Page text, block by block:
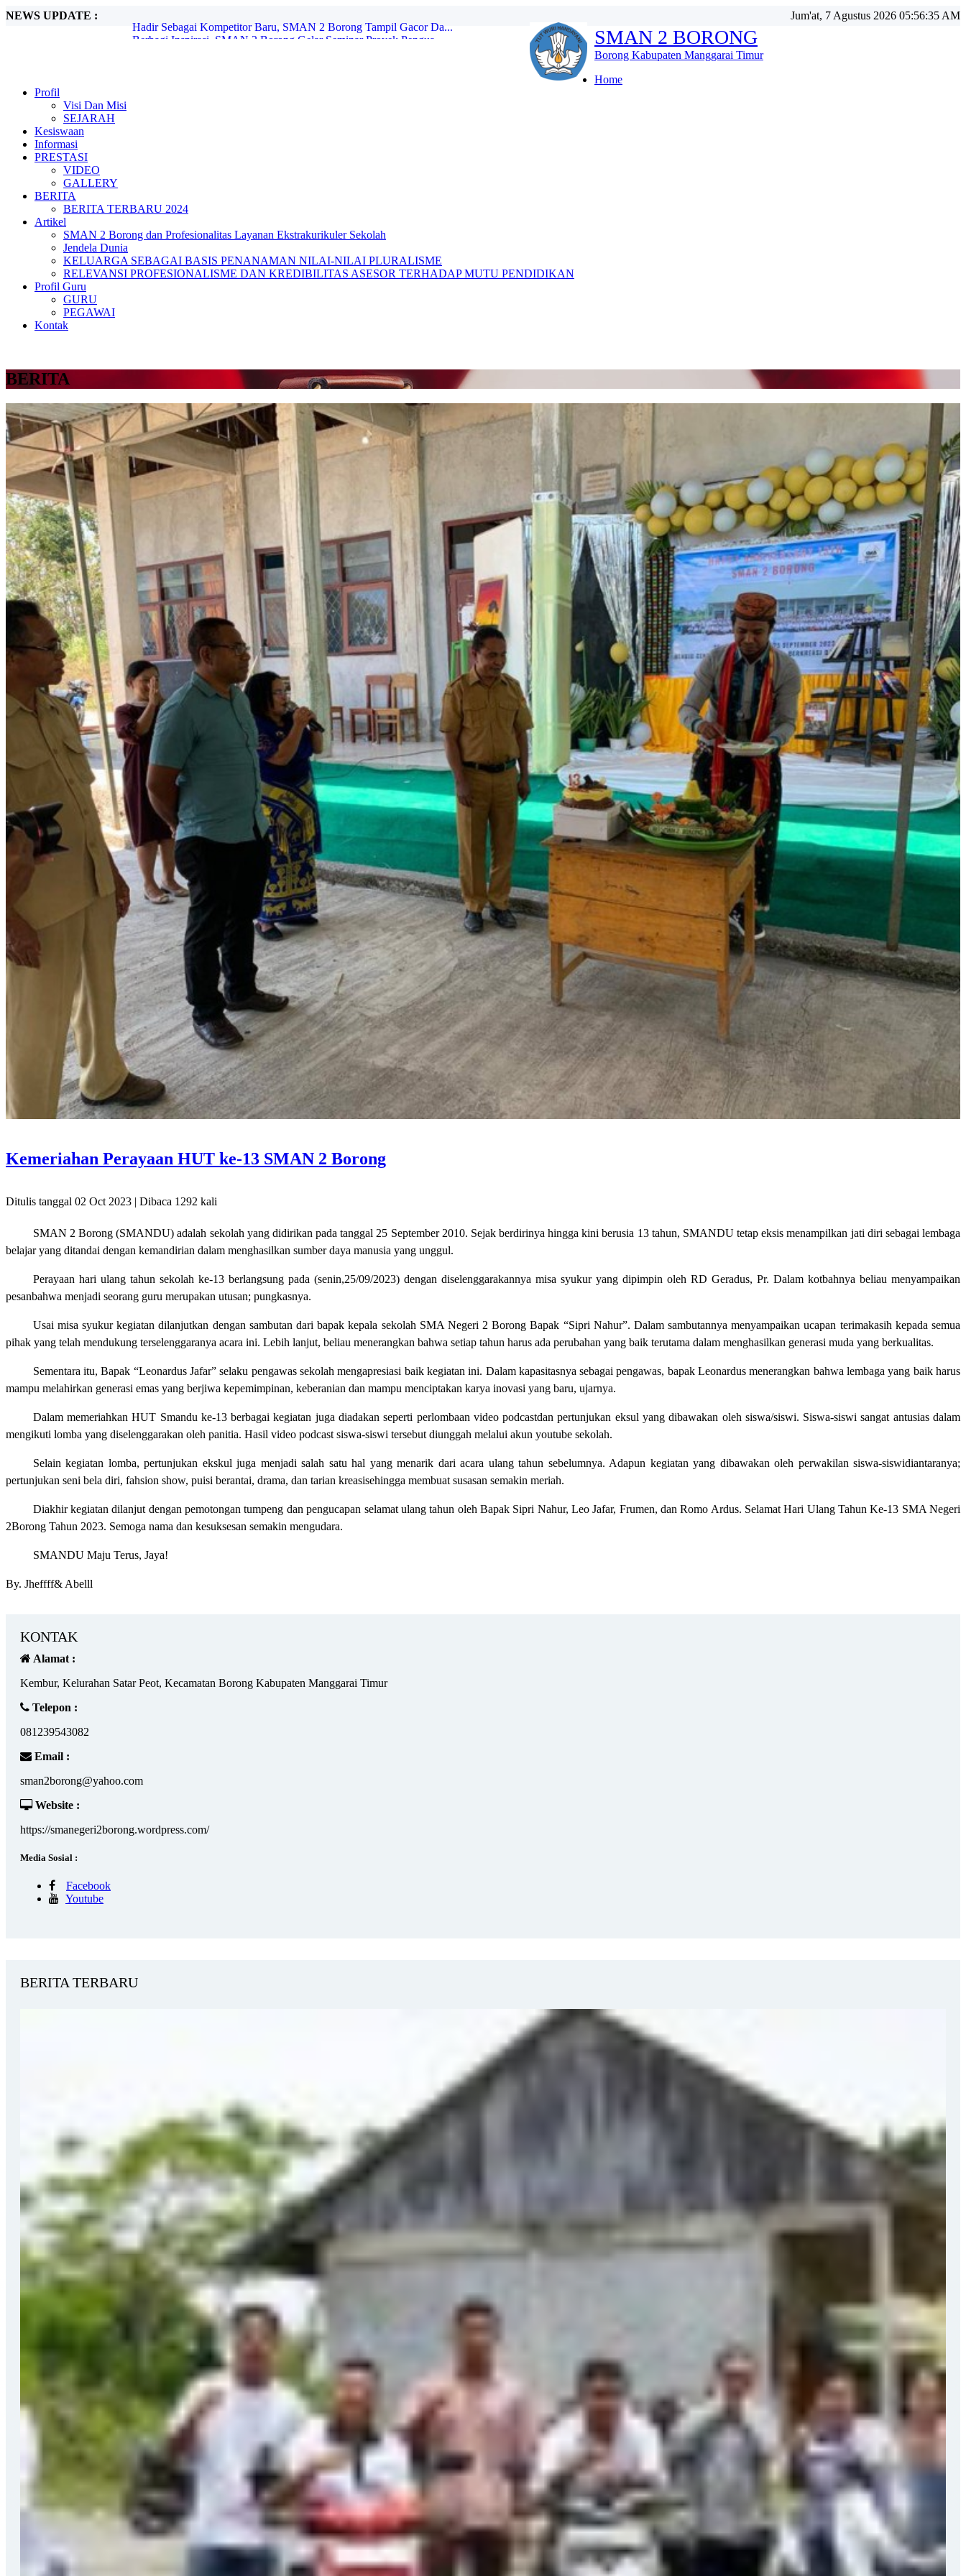
NEWS UPDATE :
Berbagi Inspirasi, SMAN 2 Borong Gelar Seminar Proyek Pengua...
Kemeriahan Perayaan HUT ke-13 SMAN 2 Borong...
Jum'at, 7 Agustus 2026 05:56:37 AM
SMAN 2 BORONG
Borong Kabupaten Manggarai Timur
Home
Profil
Visi Dan Misi
SEJARAH
Kesiswaan
Informasi
PRESTASI
VIDEO
GALLERY
BERITA
BERITA TERBARU 2024
Artikel
SMAN 2 Borong dan Profesionalitas Layanan Ekstrakurikuler Sekolah
Jendela Dunia
KELUARGA SEBAGAI BASIS PENANAMAN NILAI-NILAI PLURALISME
RELEVANSI PROFESIONALISME DAN KREDIBILITAS ASESOR TERHADAP MUTU PENDIDIKAN
Profil Guru
GURU
PEGAWAI
Kontak
BERITA
Kemeriahan Perayaan HUT ke-13 SMAN 2 Borong
Ditulis tanggal 02 Oct 2023 | Dibaca 1292 kali
SMAN 2 Borong (SMANDU) adalah sekolah yang didirikan pada tanggal 25 September 2010. Sejak berdirinya hingga kini berusia 13 tahun, SMANDU tetap eksis menampilkan jati diri sebagai lembaga
belajar yang ditandai dengan kemandirian dalam menghasilkan sumber daya manusia yang unggul.
Perayaan hari ulang tahun sekolah ke-13 berlangsung pada (senin,25/09/2023) dengan diselenggarakannya misa syukur yang dipimpin oleh RD Geradus, Pr. Dalam kotbahnya beliau menyampaikan
pesanbahwa menjadi seorang guru merupakan utusan; pungkasnya.
Usai misa syukur kegiatan dilanjutkan dengan sambutan dari bapak kepala sekolah SMA Negeri 2 Borong Bapak “Sipri Nahur”. Dalam sambutannya menyampaikan ucapan terimakasih kepada semua
pihak yang telah mendukung terselenggaranya acara ini. Lebih lanjut, beliau menerangkan bahwa setiap tahun harus ada perubahan yang baik terutama dalam menghasilkan generasi muda yang berkualitas.
Sementara itu, Bapak “Leonardus Jafar” selaku pengawas sekolah mengapresiasi baik kegiatan ini. Dalam kapasitasnya sebagai pengawas, bapak Leonardus menerangkan bahwa lembaga yang baik harus
mampu melahirkan generasi emas yang berjiwa kepemimpinan, keberanian dan mampu menciptakan karya inovasi yang baru, ujarnya.
Dalam memeriahkan HUT Smandu ke-13 berbagai kegiatan juga diadakan seperti perlombaan video podcastdan pertunjukan eksul yang dibawakan oleh siswa/siswi. Siswa-siswi sangat antusias dalam
mengikuti lomba yang diselenggarakan oleh panitia. Hasil video podcast siswa-siswi tersebut diunggah melalui akun youtube sekolah.
Selain kegiatan lomba, pertunjukan ekskul juga menjadi salah satu hal yang menarik dari acara ulang tahun sebelumnya. Adapun kegiatan yang dibawakan oleh perwakilan siswa-siswidiantaranya;
pertunjukan seni bela diri, fahsion show, puisi berantai, drama, dan tarian kreasisehingga membuat susasan semakin meriah.
Diakhir kegiatan dilanjut dengan pemotongan tumpeng dan pengucapan selamat ulang tahun oleh Bapak Sipri Nahur, Leo Jafar, Frumen, dan Romo Ardus. Selamat Hari Ulang Tahun Ke-13 SMA Negeri
2Borong Tahun 2023. Semoga nama dan kesuksesan semakin mengudara.
SMANDU Maju Terus, Jaya!
By. Jheffff& Abelll
KONTAK
Alamat :
Kembur, Kelurahan Satar Peot, Kecamatan Borong Kabupaten Manggarai Timur
Telepon :
081239543082
Email :
sman2borong@yahoo.com
Website :
https://smanegeri2borong.wordpress.com/
Media Sosial :
Facebook
Youtube
BERITA TERBARU